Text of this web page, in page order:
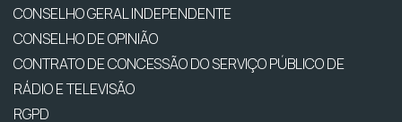
CONSELHO GERAL INDEPENDENTE
CONSELHO DE OPINIÃO
CONTRATO DE CONCESSÃO DO SERVIÇO PÚBLICO DE
RÁDIO E TELEVISÃO
RGPD